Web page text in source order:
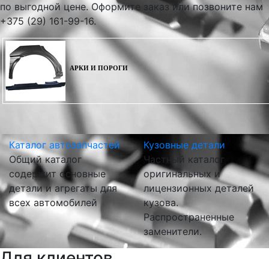
по выгодной цене. Оформите заказ или позвоните нам
+375 (29) 161-99-16.
АРКИ И ПОРОГИ
Каталог автозапчастей
Общий каталог
содержит основные
детали и агрегаты для
всех автомобилей
Кузовные детали
Частный каталог
оригинальных и
лицензионных деталей
кузова.
Распространенные
заменители.